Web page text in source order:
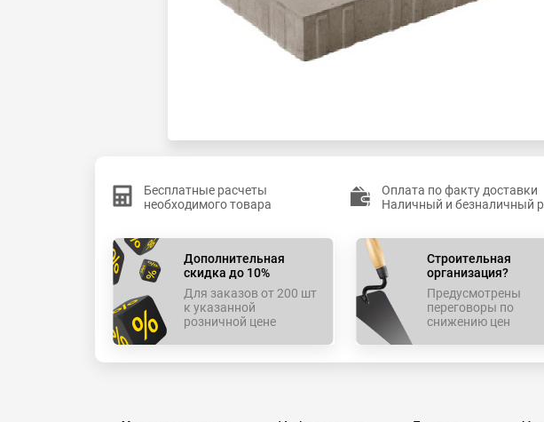
Бесплатные расчеты
необходимого товара
Оплата по факту доставки
Наличный и безналичный
Дополнительная
скидка до 10%
Для заказов от 200 шт
к указанной
розничной цене
Строительная
организация?
Предусмотрены
переговоры по
снижению цен